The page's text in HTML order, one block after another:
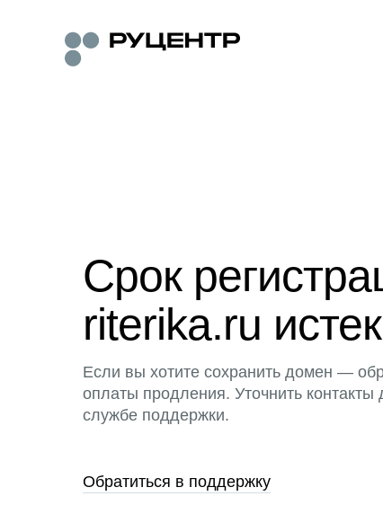
Срок
riterika.ru истек
Если вы хотите сохранить домен —
оплаты продления. Уточнить
службе поддержки.
Обратиться в поддержку